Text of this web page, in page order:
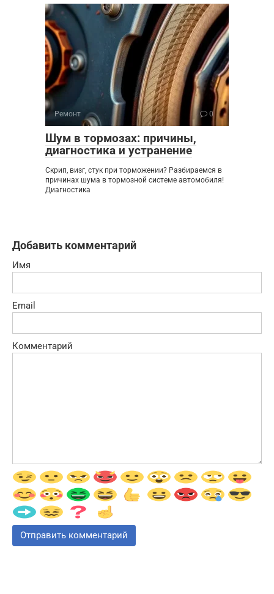
Ремонт 0
Шум в тормозах: причины,
диагностика и устранение
Скрип, визг, стук при торможении? Разбираемся в
причинах шума в тормозной системе автомобиля!
Диагностика
Добавить комментарий
Имя
Email
Комментарий